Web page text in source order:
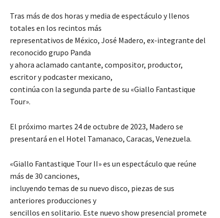
Tras más de dos horas y media de espectáculo y llenos
totales en los recintos más
representativos de México, José Madero, ex-integrante del
reconocido grupo Panda
y ahora aclamado cantante, compositor, productor,
escritor y podcaster mexicano,
continúa con la segunda parte de su «Giallo Fantastique
Tour».
El próximo martes 24 de octubre de 2023, Madero se
presentará en el Hotel Tamanaco, Caracas, Venezuela.
«Giallo Fantastique Tour II» es un espectáculo que reúne
más de 30 canciones,
incluyendo temas de su nuevo disco, piezas de sus
anteriores producciones y
sencillos en solitario. Este nuevo show presencial promete